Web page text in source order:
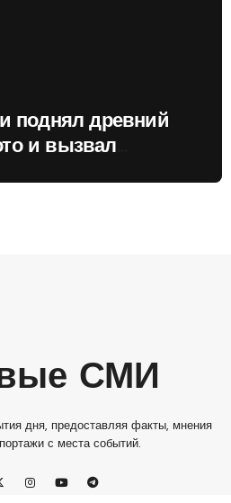
поднял древний
и вызвал
СМИ
дня, предоставляя факты, мнения
с места событий.